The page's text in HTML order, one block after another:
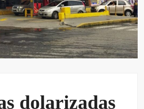
dolarizadas